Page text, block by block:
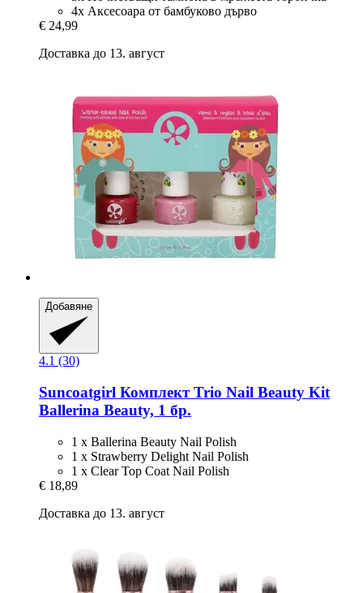
4x Аксесоара от бамбуково дърво
€ 24,99
Доставка до 13. август
Добавяне
4.1 (30)
Suncoatgirl Комплект Trio Nail Beauty Kit
Ballerina Beauty, 1 бр.
1 x Ballerina Beauty Nail Polish
1 x Strawberry Delight Nail Polish
1 x Clear Top Coat Nail Polish
€ 18,89
Доставка до 13. август